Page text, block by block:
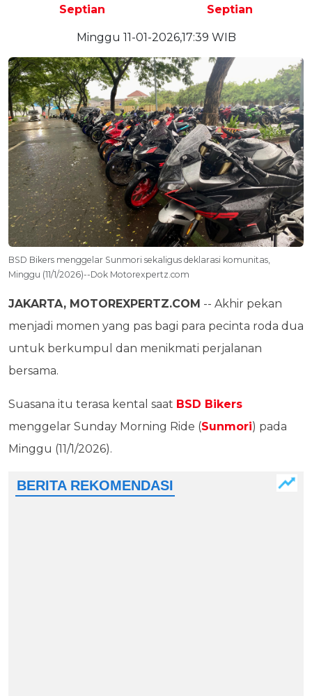
Septian
Septian
Minggu 11-01-2026,17:39 WIB
BSD Bikers menggelar Sunmori sekaligus deklarasi komunitas,
Minggu (11/1/2026)--Dok Motorexpertz.com
JAKARTA, MOTOREXPERTZ.COM -- Akhir pekan
menjadi momen yang pas bagi para pecinta roda dua
untuk berkumpul dan menikmati perjalanan
bersama.
Suasana itu terasa kental saat BSD Bikers
menggelar Sunday Morning Ride (Sunmori) pada
Minggu (11/1/2026).